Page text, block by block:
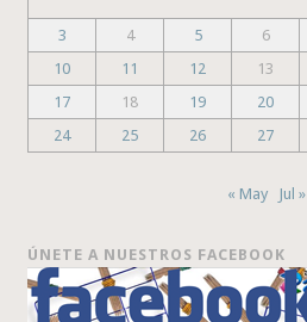
3
4 5 6
10
11 12 13
17
18 19 20
24
25 26 27
« May Jul »
ÚNETE A NUESTROS FACEBOOK